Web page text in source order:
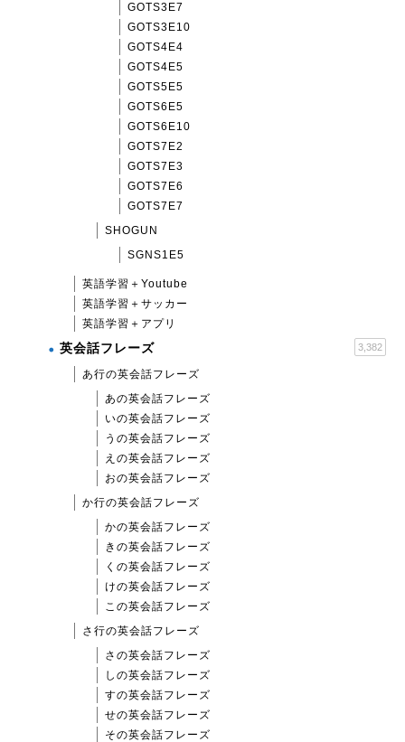
GOTS3E7
GOTS3E10
GOTS4E4
GOTS4E5
GOTS5E5
GOTS6E5
GOTS6E10
GOTS7E2
GOTS7E3
GOTS7E6
GOTS7E7
SHOGUN
SGNS1E5
英語学習＋Youtube
英語学習＋サッカー
英語学習＋アプリ
英会話フレーズ 3,382
あ行の英会話フレーズ
あの英会話フレーズ
いの英会話フレーズ
うの英会話フレーズ
えの英会話フレーズ
おの英会話フレーズ
か行の英会話フレーズ
かの英会話フレーズ
きの英会話フレーズ
くの英会話フレーズ
けの英会話フレーズ
この英会話フレーズ
さ行の英会話フレーズ
さの英会話フレーズ
しの英会話フレーズ
すの英会話フレーズ
せの英会話フレーズ
その英会話フレーズ